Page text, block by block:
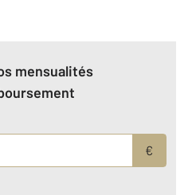
mensualités
€